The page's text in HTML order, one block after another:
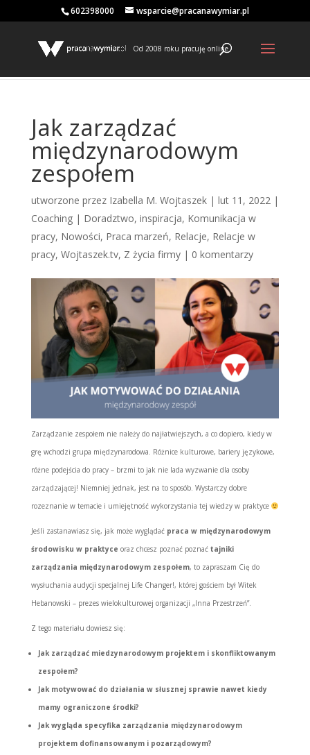
602398000 wsparcie@pracanawymiar.pl
Od 2008 roku pracuję online
Jak zarządzać
międzynarodowym
zespołem
utworzone przez Izabella M. Wojtaszek| lut 11, 2022|
Coaching | Doradztwo, inspiracja, Komunikacja w
pracy, Nowości, Praca marzeń, Relacje, Relacje w
pracy, Wojtaszek.tv, Z życia firmy| 0 komentarzy
Zarządzanie zespołem nie należy do najłatwiejszych, a co dopiero, kiedy w
grę wchodzi grupa międzynarodowa. Różnice kulturowe, bariery językowe,
różne podejścia do pracy – brzmi to jak nie lada wyzwanie dla osoby
zarządzającej! Niemniej jednak, jest na to sposób. Wystarczy dobre
rozeznanie w temacie i umiejętność wykorzystania tej wiedzy w praktyce
Jeśli zastanawiasz się, jak może wyglądać praca w międzynarodowym
środowisku w praktyce oraz chcesz poznać poznać tajniki
zarządzania międzynarodowym zespołem, to zapraszam Cię do
wysłuchania audycji specjalnej Life Changer!, której gościem był Witek
Hebanowski – prezes wielokulturowej organizacji „Inna Przestrzeń”.
Z tego materiału dowiesz się:
Jak zarządzać miedzynarodowym projektem iskonfliktowanym
zespołem?
Jak motywować do działania w słusznej sprawie nawet kiedy
mamy ograniczone środki?
Jak wygląda specyfika zarządzania międzynarodowym
projektem dofinansowanym i pozarządowym?